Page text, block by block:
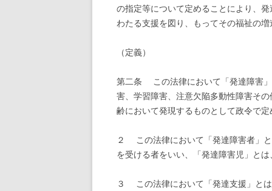
の指定等について定めることにより、
わたる支援を図り、もってその福祉の増
（定義）
第二条 この法律において「発達障害
害、学習障害、注意欠陥多動性障害そ
齢において発現するものとして政令で定
２ この法律において「発達障害者」
を受ける者をいい、「発達障害児」と
３ この法律において「発達支援」と